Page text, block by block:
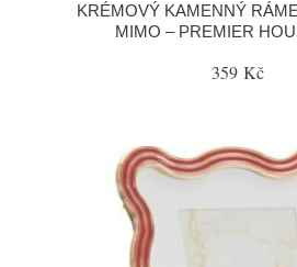
KRÉMOVÝ KAMENNÝ
MIMO – PREMIER
359 Kč